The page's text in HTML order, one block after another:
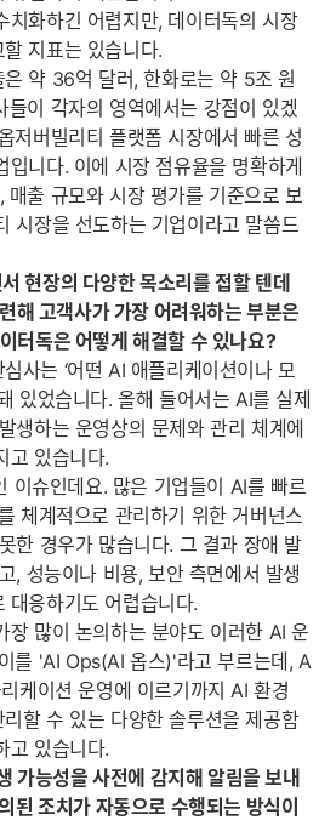
치화하긴 어렵지만, 데이터독의 시장
지표는 있습니다.
약 36억 달러, 한화로는 약 5조 원
들이 각자의 영역에서는 강점이 있겠
저버빌리티 플랫폼 시장에서 빠른 성
니다. 이에 시장 점유율을 명확하게
매출 규모와 시장 평가를 기준으로 보
시장을 선도하는 기업이라고 말씀드
현장의 다양한 목소리를 접할 텐데
해 고객사가 가장 어려워하는 부분은
터독은 어떻게 해결할 수 있나요?
사는 ‘어떤 AI 애플리케이션이나 모
있었습니다. 올해 들어서는 AI를 실제
생하는 운영상의 문제와 관리 체계에
고 있습니다.
이슈인데요. 많은 기업들이 AI를 빠르
체계적으로 관리하기 위한 거버넌스
한 경우가 많습니다. 그 결과 장애 발
, 성능이나 비용, 보안 측면에서 발생
대응하기도 어렵습니다.
장 많이 논의하는 분야도 이러한 AI 운
를 'AI Ops(AI 옵스)'라고 부르는데, A
케이션 운영에 이르기까지 AI 환경
할 수 있는 다양한 솔루션을 제공함
고 있습니다.
가능성을 사전에 감지해 알림을 보내
된 조치가 자동으로 수행되는 방식이